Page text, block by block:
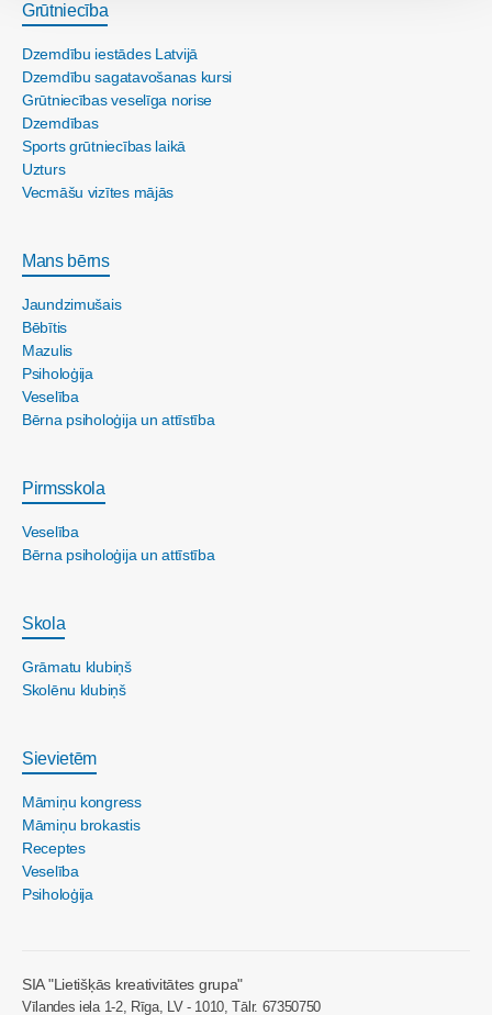
Grūtniecība
Dzemdību iestādes Latvijā
Dzemdību sagatavošanas kursi
Grūtniecības veselīga norise
Dzemdības
Sports grūtniecības laikā
Uzturs
Vecmāšu vizītes mājās
Mans bērns
Jaundzimušais
Bēbītis
Mazulis
Psiholoģija
Veselība
Bērna psiholoģija un attīstība
Pirmsskola
Veselība
Bērna psiholoģija un attīstība
Skola
Grāmatu klubiņš
Skolēnu klubiņš
Sievietēm
Māmiņu kongress
Māmiņu brokastis
Receptes
Veselība
Psiholoģija
SIA "Lietišķās kreativitātes grupa"
Vīlandes iela 1-2, Rīga, LV - 1010, Tālr. 67350750